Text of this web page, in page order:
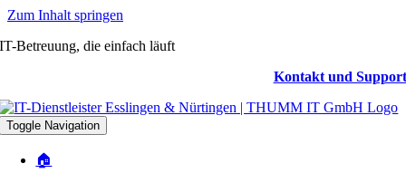
Zum Inhalt springen
IT-Betreuung, die einfach läuft
Kontakt und Support
Toggle Navigation
🏠